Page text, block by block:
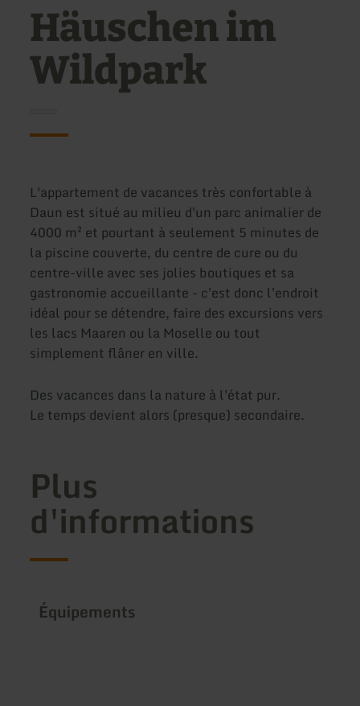
Häuschen im
Wildpark
L'appartement de vacances très confortable à
Daun est situé au milieu d'un parc animalier de
4000 m² et pourtant à seulement 5 minutes de
la piscine couverte, du centre de cure ou du
centre-ville avec ses jolies boutiques et sa
gastronomie accueillante - c'est donc l'endroit
idéal pour se détendre, faire des excursions vers
les lacs Maaren ou la Moselle ou tout
simplement flâner en ville.
Des vacances dans la nature à l'état pur.
Le temps devient alors (presque) secondaire.
Plus
d'informations
Équipements